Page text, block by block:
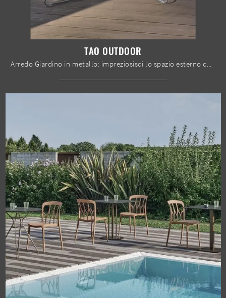
TAO OUTDOOR
Arredo Giardino in metallo: impreziosisci lo spazio esterno con diverse soluzioni di tavolini da giardino della firma Bontempi.